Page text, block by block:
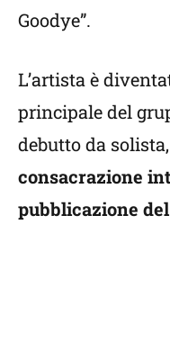
Goodye”.
L’artista è
principale del
debutto da solista,
consacrazione
pubblicazione